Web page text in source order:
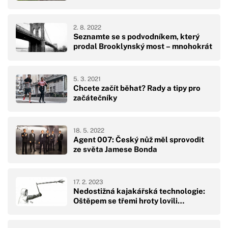
Seznamte se s podvodníkem, který
prodal Brooklynský most – mnohokrát
2. 8. 2022
Chcete začít běhat? Rady a tipy pro
začátečníky
5. 3. 2021
Agent 007: Český nůž měl sprovodit
ze světa Jamese Bonda
18. 5. 2022
Nedostižná kajakářská technologie:
Oštěpem se třemi hroty lovili…
17. 2. 2023